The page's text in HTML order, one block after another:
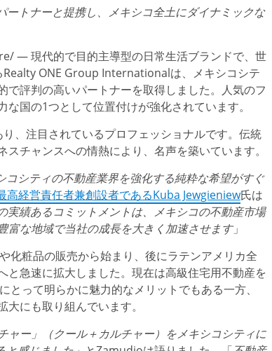
トナーと提携し、メキシコ全土にダイナミックな
— 現代的で目的主導型の日常生活ブランドで、世
ONE Group Internationalは、メキシコシテ
評判の高いパートナーを取得しました。人気のフ
国の1つとして位置付けが強化されています。
、注目されているプロフェッショナルです。伝統
チャンスへの情熱により、名声を築いています。
シティの不動産業界を強化する純粋な希望がすぐ
高経営責任者兼創設者であるKuba Jewgieniew氏は
実績あるコミットメントは、 メキシコの不動産市場
富な地域で当社の成長を大きく加速させます」
化粧品の販売から始まり、後にラテンアメリカ全
急速に拡大しました。現在は高級住宅用不動産を
って明らかに魅力的なメリットでもある一方、
にも取り組んでいます。
ャー」（クール＋カルチャー）をメキシコシティに